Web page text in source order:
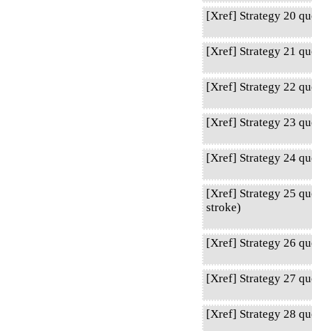
[Xref] Strategy 20
[Xref] Strategy 21
[Xref] Strategy 22
[Xref] Strategy 23
[Xref] Strategy 24
[Xref] Strategy 25
stroke)
[Xref] Strategy 26
[Xref] Strategy 27
[Xref] Strategy 28